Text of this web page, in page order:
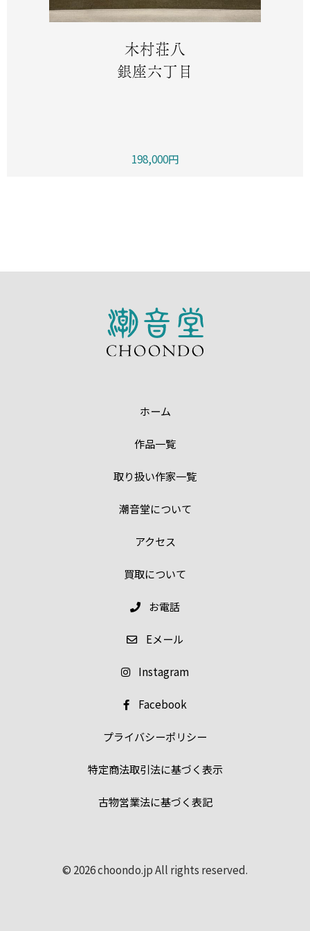
木村荘八
銀座六丁目
198,000円
ホーム
作品一覧
取り扱い作家一覧
潮音堂について
アクセス
買取について
お電話
Eメール
Instagram
Facebook
プライバシーポリシー
特定商法取引法に基づく表示
古物営業法に基づく表記
© 2026 choondo.jp All rights reserved.